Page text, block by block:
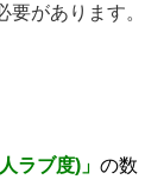
要があります。
ラブ度)」 の数